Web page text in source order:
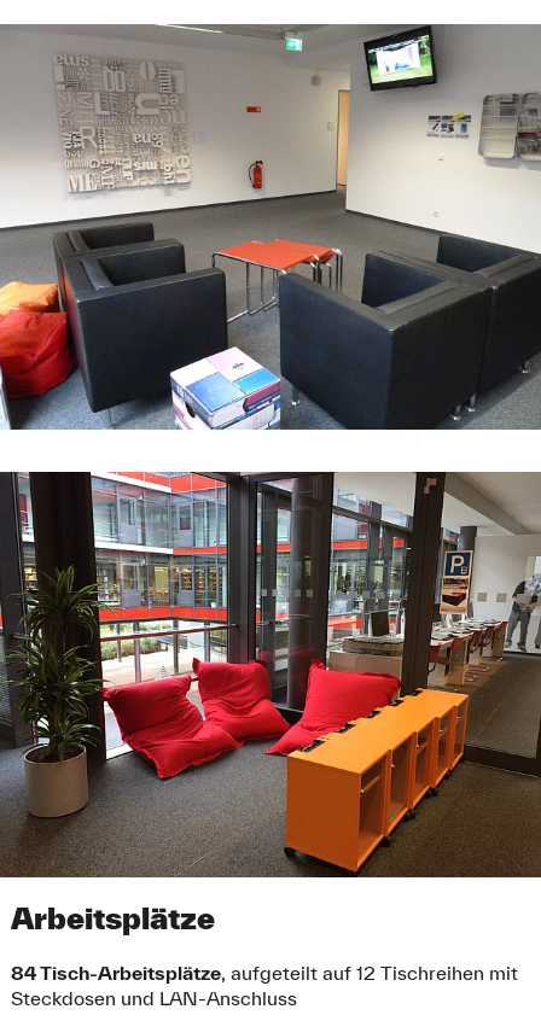
Arbeitsplätze
84 Tisch-Arbeitsplätze, aufgeteilt auf 12 Tischreihen mit
Steckdosen und LAN-Anschluss